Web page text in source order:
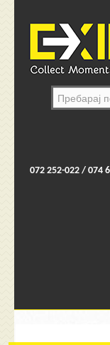
072 252-022 / 074